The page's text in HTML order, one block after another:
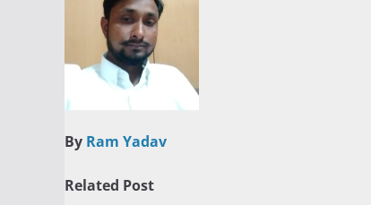
By Ram Yadav
Related Post